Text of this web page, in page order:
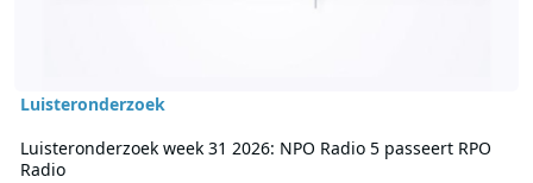
Luisteronderzoek
Luisteronderzoek week 31 2026: NPO Radio 5 passeert RPO
Radio